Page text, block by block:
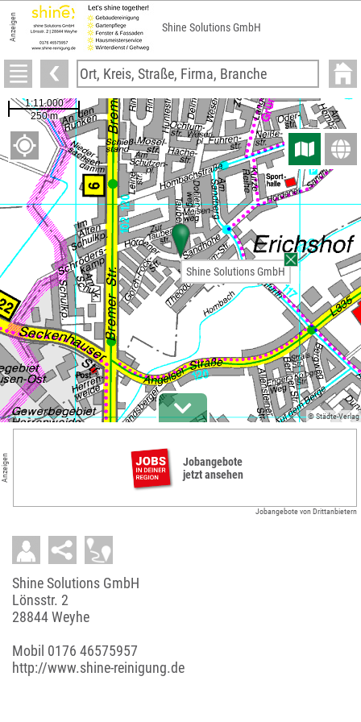
Anzeigen Shine Solutions GmbH
© Städte-Verlag
Shine Solutions GmbH
Anzeigen
Jobangebote
jetzt ansehen
Jobangebote von Drittanbietern
Shine Solutions GmbH
Lönsstr. 2
28844 Weyhe
Mobil 0176 46575957
http://www.shine-reinigung.de